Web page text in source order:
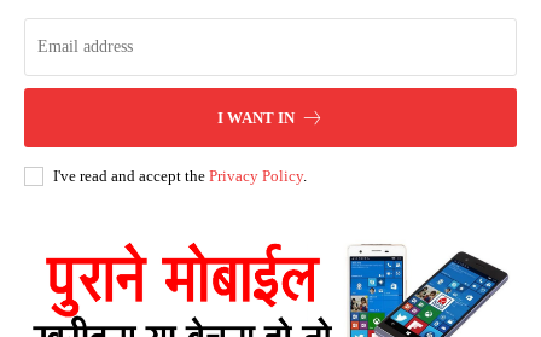
I WANT IN
I've read and accept the Privacy Policy.